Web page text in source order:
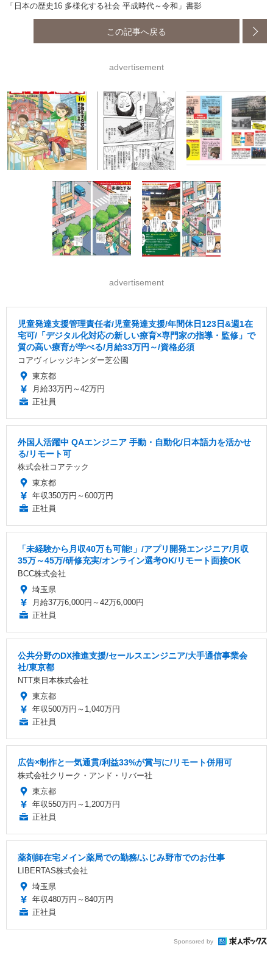
「日本の歴史16 多様化する社会 平成時代～令和」書影
この記事へ戻る
advertisement
advertisement
児童発達支援管理責任者/児童発達⽀援/年間休日123日&週1在
宅可/「デジタル化対応の新しい療育×専門家の指導・監修」で
質の高い療育が学べる/月給33万円～/資格必須
コアヴィレッジキンダー芝公園
東京都
月給33万円～42万円
正社員
外国人活躍中 QAエンジニア 手動・自動化/日本語力を活かせ
る/リモート可
株式会社コアテック
東京都
年収350万円～600万円
正社員
「未経験から月収40万も可能!」/アプリ開発エンジニア/月収
35万～45万/研修充実/オンライン選考OK/リモート面接OK
BCC株式会社
埼玉県
月給37万6,000円～42万6,000円
正社員
公共分野のDX推進支援/セールスエンジニア/大手通信事業会
社/東京都
NTT東日本株式会社
東京都
年収500万円～1,040万円
正社員
広告×制作と一気通貫/利益33%が賞与に/リモート併用可
株式会社クリーク・アンド・リバー社
東京都
年収550万円～1,200万円
正社員
薬剤師在宅メイン薬局での勤務/ふじみ野市でのお仕事
LIBERTAS株式会社
埼玉県
年収480万円～840万円
正社員
Sponsored by